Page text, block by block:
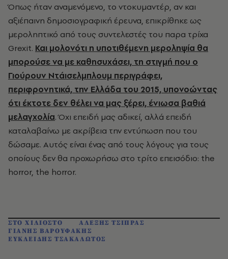
Όπως ήταν αναμενόμενο, το ντοκυμαντέρ, αν και
αξιέπαινη δημοσιογραφική έρευνα, επικρίθηκε ως
μεροληπτικό από τους συντελεστές του παρα τρίχα
Grexit. Και μολονότι η υποτιθέμενη μεροληψία θα
μπορούσε να με καθησυχάσει, τη στιγμή που ο
Γιούρουν Ντάισελμπλουμ περιγράφει,
περιφρονητικά, την Ελλάδα του 2015, υπονοώντας
ότι έκτοτε δεν θέλει να μας ξέρει, ένιωσα βαθιά
μελαγχολία. Όχι επειδή μας αδικεί, αλλά επειδή
καταλαβαίνω με ακρίβεια την εντύπωση που του
δώσαμε. Αυτός είναι ένας από τους λόγους για τους
οποίους δεν θα προχωρήσω στο τρίτο επεισόδιο: the
horror, the horror.
ΣΤΟ ΧΙΛΙΟΣΤΟ
ΑΛΕΞΗΣ ΤΣΙΠΡΑΣ
ΓΙΑΝΗΣ ΒΑΡΟΥΦΑΚΗΣ
ΕΥΚΛΕΙΔΗΣ ΤΣΑΚΑΛΩΤΟΣ